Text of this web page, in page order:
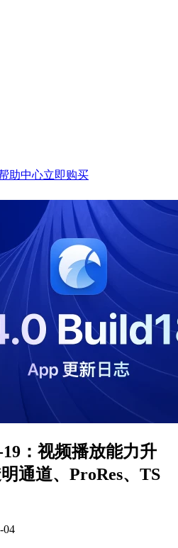
助中心立即购买
：视频播放能力升
通道、ProRes、TS
04